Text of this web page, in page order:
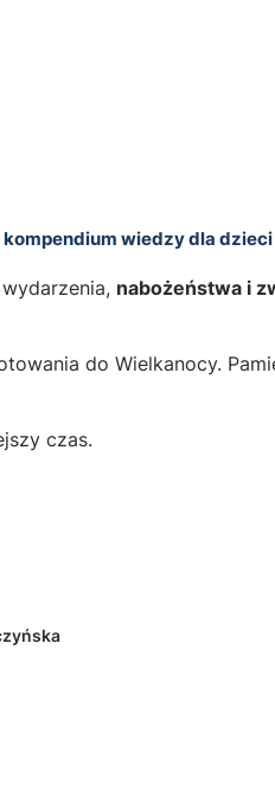
wiedzy dla
nabożeństwa i
do Wielkanocy.
czas.